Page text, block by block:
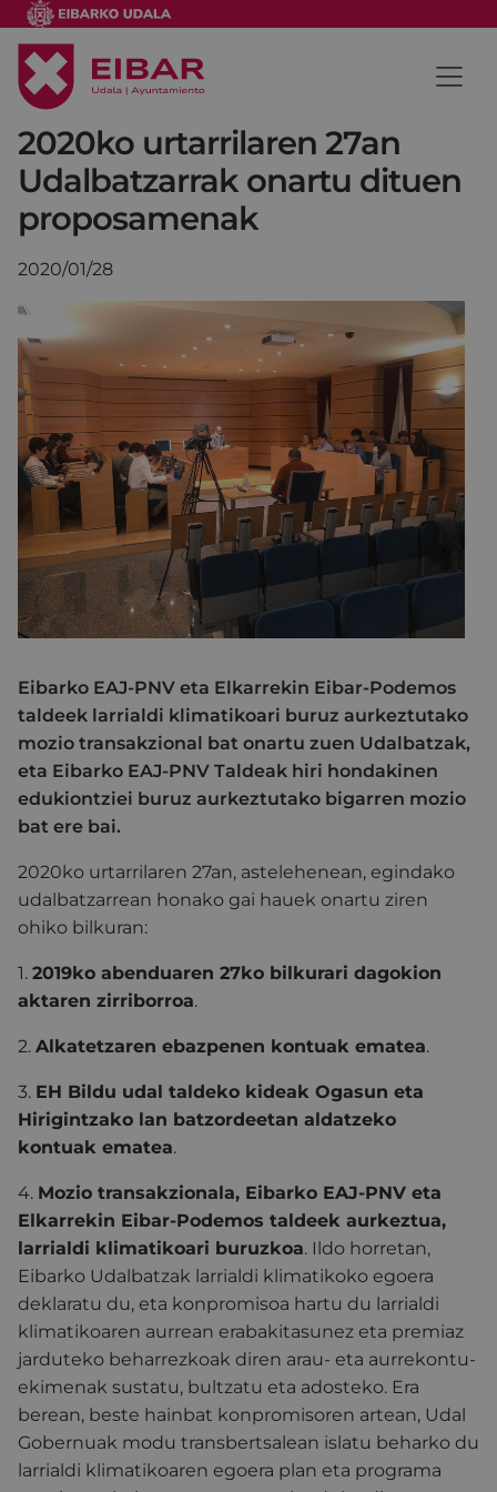
2020ko urtarrilaren 27an
Udalbatzarrak onartu dituen
proposamenak
2020/01/28
Eibarko EAJ-PNV eta Elkarrekin Eibar-Podemos
taldeek larrialdi klimatikoari buruz aurkeztutako
mozio transakzional bat onartu zuen Udalbatzak,
eta Eibarko EAJ-PNV Taldeak hiri hondakinen
edukiontziei buruz aurkeztutako bigarren mozio
bat ere bai.
2020ko urtarrilaren 27an, astelehenean, egindako
udalbatzarrean honako gai hauek onartu ziren
ohiko bilkuran:
1. 2019ko abenduaren 27ko bilkurari dagokion
aktaren zirriborroa.
2. Alkatetzaren ebazpenen kontuak ematea.
3. EH Bildu udal taldeko kideak Ogasun eta
Hirigintzako lan batzordeetan aldatzeko
kontuak ematea.
4. Mozio transakzionala, Eibarko EAJ-PNV eta
Elkarrekin Eibar-Podemos taldeek aurkeztua,
larrialdi klimatikoari buruzkoa. Ildo horretan,
Eibarko Udalbatzak larrialdi klimatikoko egoera
deklaratu du, eta konpromisoa hartu du larrialdi
klimatikoaren aurrean erabakitasunez eta premiaz
jarduteko beharrezkoak diren arau- eta aurrekontu-
ekimenak sustatu, bultzatu eta adosteko. Era
berean, beste hainbat konpromisoren artean, Udal
Gobernuak modu transbertsalean islatu beharko du
larrialdi klimatikoaren egoera plan eta programa